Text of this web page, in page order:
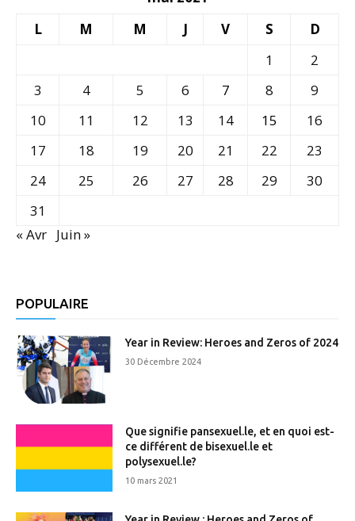
L
M M J V S
D
1
2
3
4 5 6 7 8
9
10
11 12 13 14 15
16
17
18 19 20 21 22
23
24
25 26 27 28 29
30
31
« Avr Juin »
POPULAIRE
Year in Review: Heroes and Zeros of 2024
30 Décembre 2024
Que signifie pansexuel.le, et en quoi est-
ce différent de bisexuel.le et
polysexuel.le?
10 mars 2021